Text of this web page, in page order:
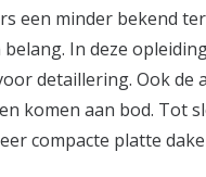
een minder bekend
In deze
detaillering. Ook de
komen aan bod. Tot
compacte platte